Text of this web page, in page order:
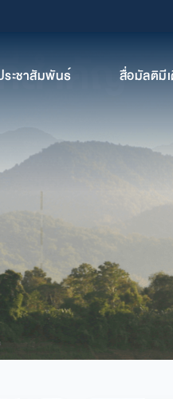
ระชาสัมพันธ์ สื่อมัลติมี
สําคัญ